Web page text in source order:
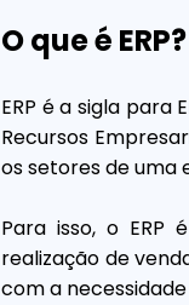
O que é ERP?
ERP é a sigla
Recursos
os setores de uma
Para isso, o ERP
realização de
com a